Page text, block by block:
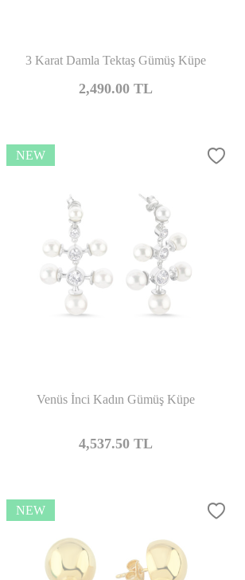
3 Karat Damla Tektaş Gümüş Küpe
2,490.00TL
NEW
Venüs İnci Kadın Gümüş Küpe
4,537.50TL
NEW